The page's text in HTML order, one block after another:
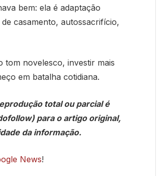
bem: ela é adaptação
casamento, autossacrifício,
tom novelesco, investir mais
em batalha cotidiana.
total ou parcial é
para o artigo original,
da informação.
News!